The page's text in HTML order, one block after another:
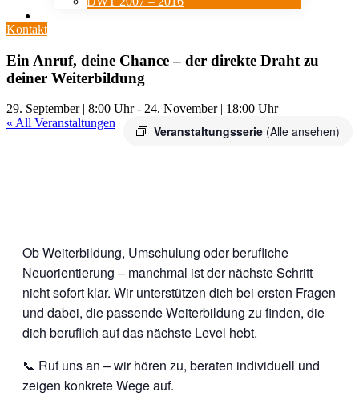
Kontakt
Ein Anruf, deine Chance – der direkte Draht zu
deiner Weiterbildung
29. September | 8:00 Uhr- 24. November | 18:00 Uhr
Veranstaltungsserie (Alle ansehen)
« All Veranstaltungen
Ob Weiterbildung, Umschulung oder berufliche
Neuorientierung – manchmal ist der nächste Schritt
nicht sofort klar. Wir unterstützen dich bei ersten Fragen
und dabei, die passende Weiterbildung zu finden, die
dich beruflich auf das nächste Level hebt.
📞 Ruf uns an – wir hören zu, beraten individuell und
zeigen konkrete Wege auf.